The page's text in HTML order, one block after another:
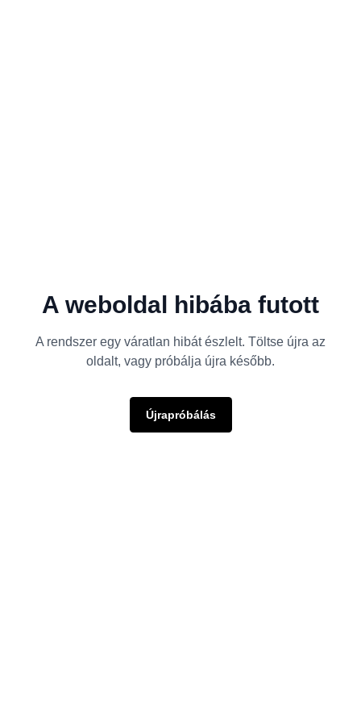
A weboldal hibába futott
A rendszer egy váratlan hibát észlelt. Töltse újra az
oldalt, vagy próbálja újra később.
Újrapróbálás